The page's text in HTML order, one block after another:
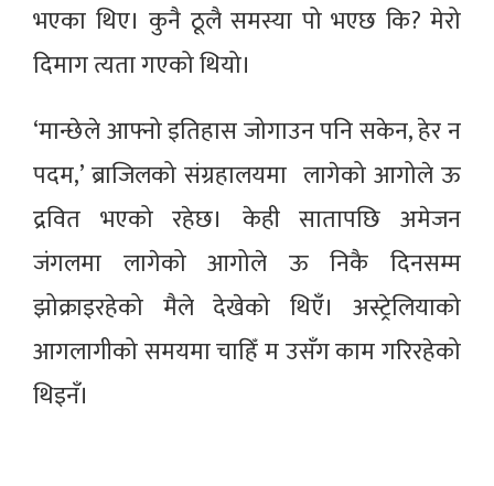
भएका थिए। कुनै ठूलै समस्या पो भएछ कि? मेरो
दिमाग त्यता गएको थियो।
‘मान्छेले आफ्नो इतिहास जोगाउन पनि सकेन, हेर न
पदम,’ ब्राजिलको संग्रहालयमा लागेको आगोले ऊ
द्रवित भएको रहेछ। केही सातापछि अमेजन
जंगलमा लागेको आगोले ऊ निकै दिनसम्म
झोक्राइरहेको मैले देखेको थिएँ। अस्ट्रेलियाको
आगलागीको समयमा चाहिँ म उसँग काम गरिरहेको
थिइनँ।